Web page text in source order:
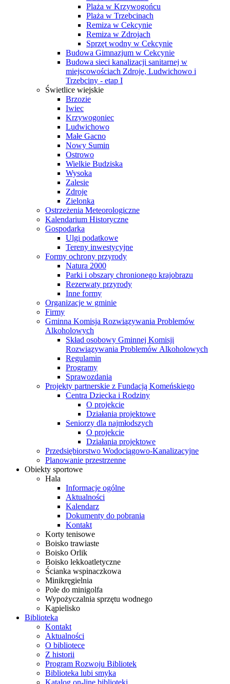
Plaża w Krzywogońcu
Plaża w Trzebcinach
Remiza w Cekcynie
Remiza w Zdrojach
Sprzęt wodny w Cekcynie
Budowa Gimnazjum w Cekcynie
Budowa sieci kanalizacji sanitarnej w
miejscowościach Zdroje, Ludwichowo i
Trzebciny - etap I
Świetlice wiejskie
Brzozie
Iwiec
Krzywogoniec
Ludwichowo
Małe Gacno
Nowy Sumin
Ostrowo
Wielkie Budziska
Wysoka
Zalesie
Zdroje
Zielonka
Ostrzeżenia Meteorologiczne
Kalendarium Historyczne
Gospodarka
Ulgi podatkowe
Tereny inwestycyjne
Formy ochrony przyrody
Natura 2000
Parki i obszary chronionego krajobrazu
Rezerwaty przyrody
Inne formy
Organizacje w gminie
Firmy
Gminna Komisja Rozwiązywania Problemów
Alkoholowych
Skład osobowy Gminnej Komisji
Rozwiązywania Problemów Alkoholowych
Regulamin
Programy
Sprawozdania
Projekty partnerskie z Fundacją Komeńskiego
Centra Dziecka i Rodziny
O projekcie
Działania projektowe
Seniorzy dla najmłodszych
O projekcie
Działania projektowe
Przedsiębiorstwo Wodociągowo-Kanalizacyjne
Planowanie przestrzenne
Obiekty sportowe
Hala
Informacje ogólne
Aktualności
Kalendarz
Dokumenty do pobrania
Kontakt
Korty tenisowe
Boisko trawiaste
Boisko Orlik
Boisko lekkoatletyczne
Ścianka wspinaczkowa
Minikręgielnia
Pole do minigolfa
Wypożyczalnia sprzętu wodnego
Kąpielisko
Biblioteka
Kontakt
Aktualności
O bibliotece
Z historii
Program Rozwoju Bibliotek
Biblioteka lubi smyka
Katalog on-line biblioteki